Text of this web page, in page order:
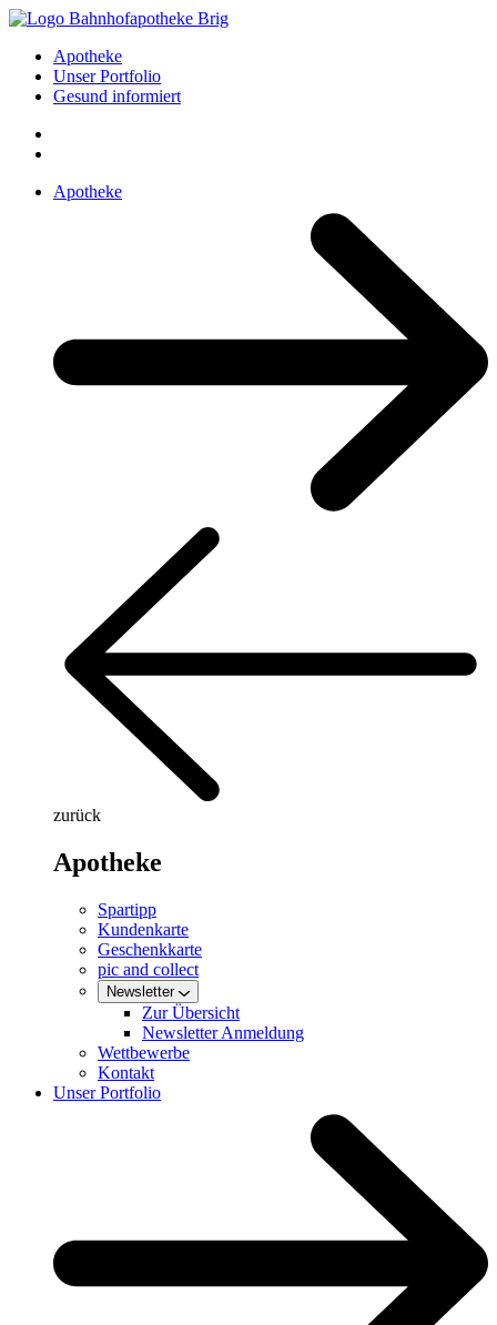
Apotheke
Unser Portfolio
Gesund informiert
Apotheke
zurück
Apotheke
Spartipp
Kundenkarte
Geschenkkarte
pic and collect
Newsletter
Zur Übersicht
Newsletter Anmeldung
Wettbewerbe
Kontakt
Unser Portfolio